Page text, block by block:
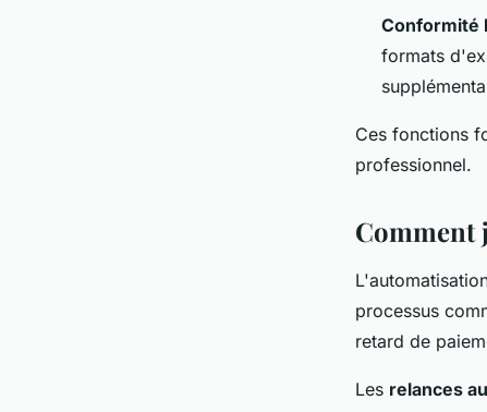
Conformité
formats
Ces fonctions
professionnel.
Comment
processus
retard de
Les relances